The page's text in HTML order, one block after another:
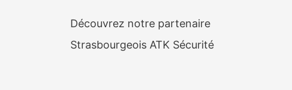
Découvrez notre partenaire
Strasbourgeois ATK Sécurité